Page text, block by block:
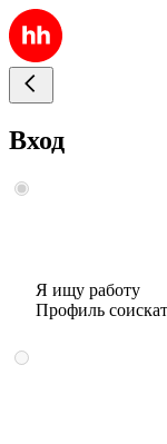
Вход
Я ищу работу
Профиль